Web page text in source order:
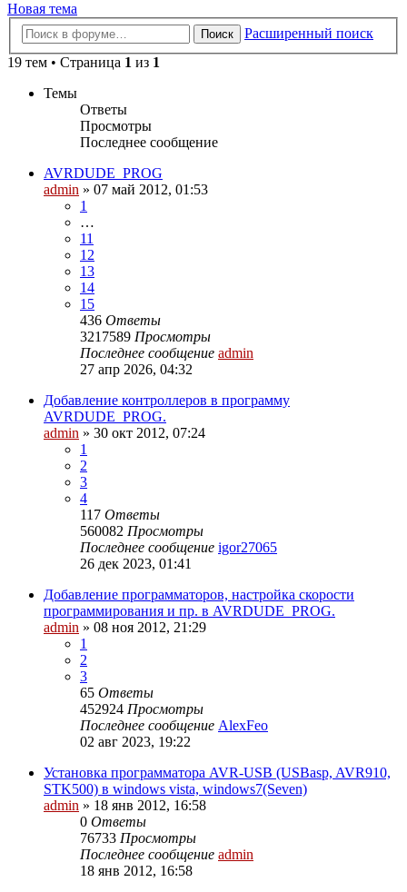
Новая тема
Поиск
Расширенный поиск
19 тем • Страница 1 из 1
Темы
Ответы
Просмотры
Последнее сообщение
AVRDUDE_PROG
admin » 07 май 2012, 01:53
1
…
11
12
13
14
15
436 Ответы
3217589 Просмотры
Последнее сообщение admin
27 апр 2026, 04:32
Добавление контроллеров в программу
AVRDUDE_PROG.
admin » 30 окт 2012, 07:24
1
2
3
4
117 Ответы
560082 Просмотры
Последнее сообщение igor27065
26 дек 2023, 01:41
Добавление программаторов, настройка скорости
программирования и пр. в AVRDUDE_PROG.
admin » 08 ноя 2012, 21:29
1
2
3
65 Ответы
452924 Просмотры
Последнее сообщение AlexFeo
02 авг 2023, 19:22
Установка программатора AVR-USB (USBasp, AVR910,
STK500) в windows vista, windows7(Seven)
admin » 18 янв 2012, 16:58
0 Ответы
76733 Просмотры
Последнее сообщение admin
18 янв 2012, 16:58